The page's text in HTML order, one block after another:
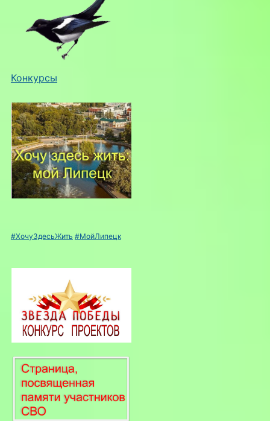
Конкурсы
#ХочуЗдесьЖить #МойЛипецк